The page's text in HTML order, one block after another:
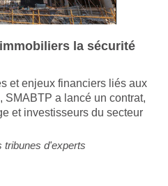
la sécurité
et enjeux financiers liés aux
SMABTP a lancé un contrat,
et investisseurs du secteur
tribunes d'experts